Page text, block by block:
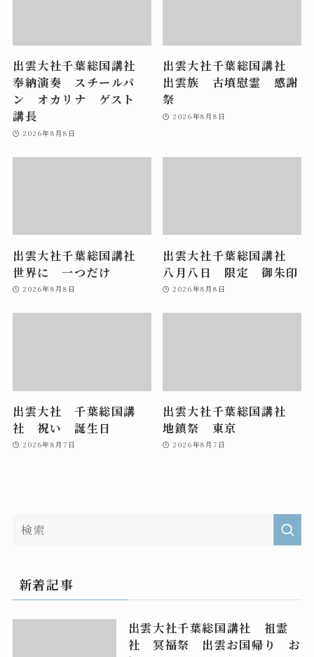
出雲大社千葉総国講社
奉納演奏 スチールパ
ン オカリナ ゲスト
講長
2026年8月8日
出雲大社千葉総国講社
出雲族 古墳慰霊 感謝
祭
2026年8月8日
出雲大社千葉総国講社
世界に 一つだけ
2026年8月8日
出雲大社千葉総国講社
八月八日 限定 御朱印
2026年8月8日
出雲大社 千葉総国講
社 祝い 誕生日
2026年8月7日
出雲大社千葉総国講社
地鎮祭 東京
2026年8月7日
新着記事
出雲大社千葉総国講社 祖霊
社 冥福祭 出雲お国帰り お